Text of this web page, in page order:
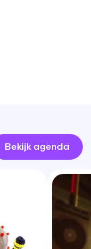
Bekijk agenda